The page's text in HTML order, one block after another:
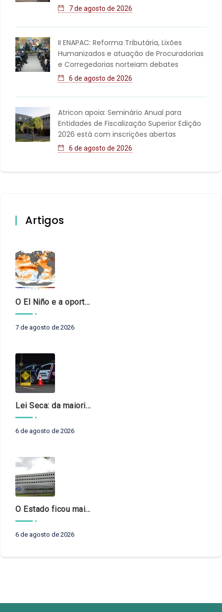
7 de agosto de 2026
II ENAPAC: Reforma Tributária, Lixões
Humanizados e atuação de Procuradorias
e Corregedorias norteiam debates
6 de agosto de 2026
Atricon apoia: Seminário Anual para
Entidades de Fiscalização Superior Edição
2026 está com inscrições abertas
6 de agosto de 2026
Artigos
O El Niño e a oportunidade de fortalecer o controle externo das políticas climáticas
7 de agosto de 2026
Lei Seca: da maioridade à maturidade
6 de agosto de 2026
O Estado ficou mais complexo. O controle precisa acompanhar
6 de agosto de 2026